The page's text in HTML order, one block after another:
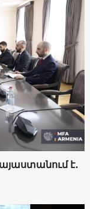
է․